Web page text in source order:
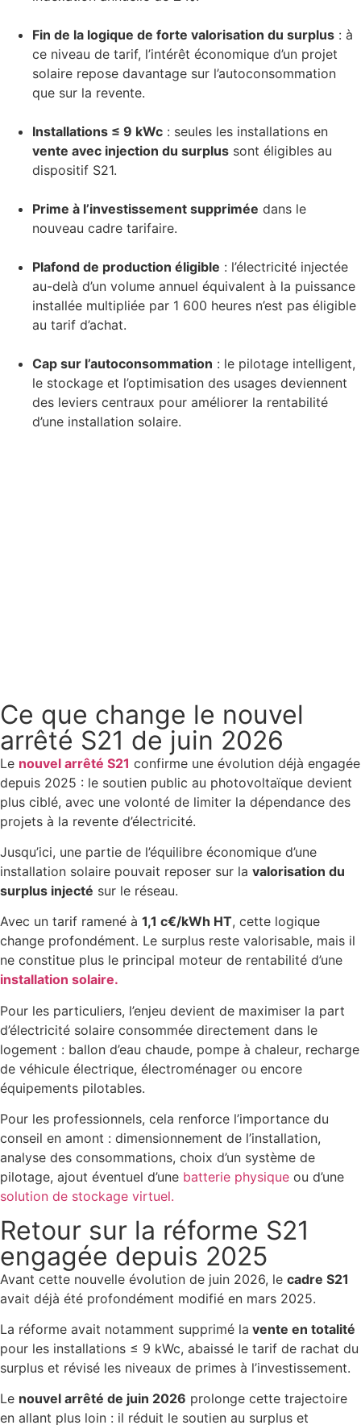
Fin de la logique de forte valorisation du surplus : à
ce niveau de tarif, l’intérêt économique d’un projet
solaire repose davantage sur l’autoconsommation
que sur la revente.
Installations ≤ 9 kWc : seules les installations en
vente avec injection du surplus sont éligibles au
dispositif S21.
Prime à l’investissement supprimée dans le
nouveau cadre tarifaire.
Plafond de production éligible : l’électricité injectée
au-delà d’un volume annuel équivalent à la puissance
installée multipliée par 1 600 heures n’est pas éligible
au tarif d’achat.
Cap sur l’autoconsommation : le pilotage intelligent,
le stockage et l’optimisation des usages deviennent
des leviers centraux pour améliorer la rentabilité
d’une installation solaire.
Ce que change le nouvel
arrêté S21 de juin 2026
Le nouvel arrêté S21 confirme une évolution déjà engagée
depuis 2025 : le soutien public au photovoltaïque devient
plus ciblé, avec une volonté de limiter la dépendance des
projets à la revente d’électricité.
Jusqu’ici, une partie de l’équilibre économique d’une
installation solaire pouvait reposer sur la valorisation du
surplus injecté sur le réseau.
Avec un tarif ramené à 1,1 c€/kWh HT, cette logique
change profondément. Le surplus reste valorisable, mais il
ne constitue plus le principal moteur de rentabilité d’une
installation solaire.
Pour les particuliers, l’enjeu devient de maximiser la part
d’électricité solaire consommée directement dans le
logement : ballon d’eau chaude, pompe à chaleur, recharge
de véhicule électrique, électroménager ou encore
équipements pilotables.
Pour les professionnels, cela renforce l’importance du
conseil en amont : dimensionnement de l’installation,
analyse des consommations, choix d’un système de
pilotage, ajout éventuel d’une batterie physique ou d’une
solution de stockage virtuel.
Retour sur la réforme S21
engagée depuis 2025
Avant cette nouvelle évolution de juin 2026, le cadre S21
avait déjà été profondément modifié en mars 2025.
La réforme avait notamment supprimé la vente en totalité
pour les installations ≤ 9 kWc, abaissé le tarif de rachat du
surplus et révisé les niveaux de primes à l’investissement.
Le nouvel arrêté de juin 2026 prolonge cette trajectoire
en allant plus loin : il réduit le soutien au surplus et